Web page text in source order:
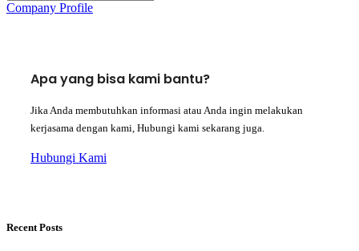
Company Profile
Apa yang bisa kami bantu?
Jika Anda membutuhkan informasi atau Anda ingin melakukan
kerjasama dengan kami, Hubungi kami sekarang juga.
Hubungi Kami
Recent Posts